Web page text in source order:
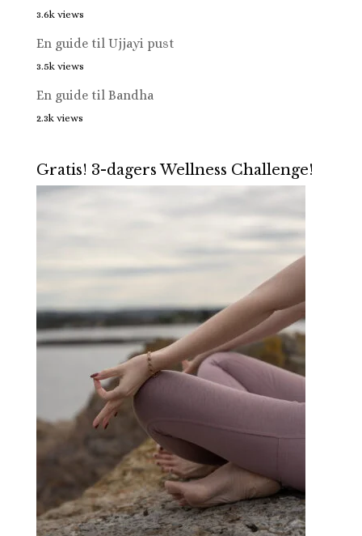
3.6k views
En guide til Ujjayi pust
3.5k views
En guide til Bandha
2.3k views
Gratis! 3-dagers Wellness Challenge!